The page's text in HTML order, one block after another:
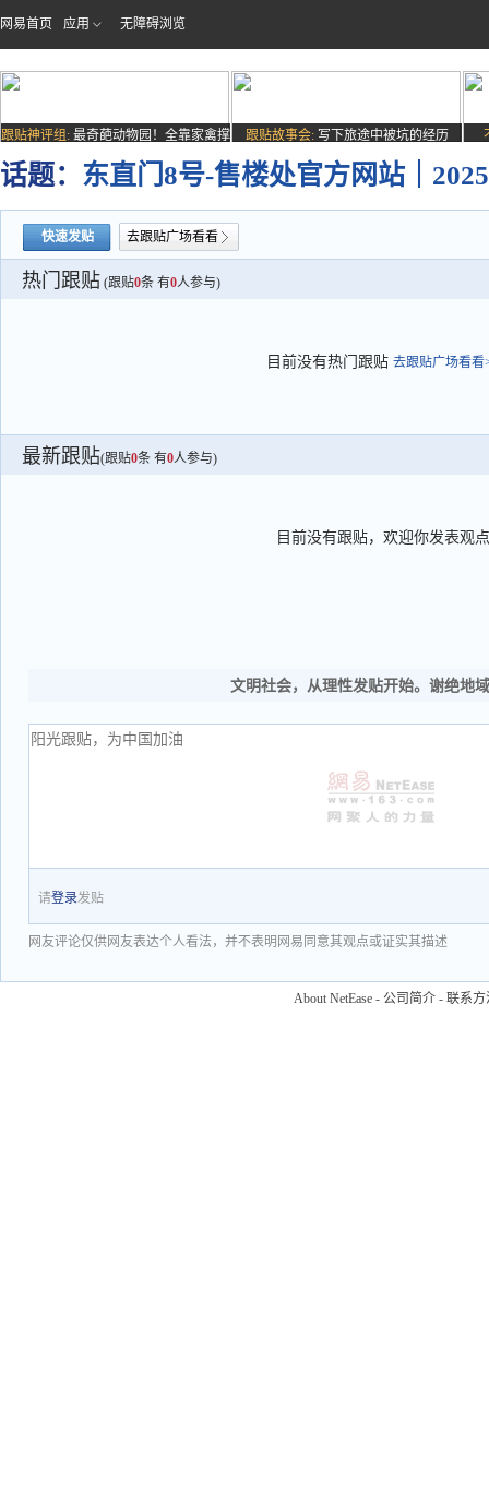
网易首页 应用 无障碍浏览
跟贴神评组: 最奇葩动物园！全靠家禽撑
场子
跟贴故事会: 写下旅途中被坑的经历
话题： 东直门8号-售楼处官方网站｜
快速发贴 去跟贴广场看看
热门跟贴 (跟贴0条 有0人参与)
目前没有热门跟贴 去跟贴广场看看
最新跟贴(跟贴0条 有0人参与)
目前没有跟贴，欢迎你发表观点
文明社会，从理性发贴开始。谢绝地
请登录发贴
网友评论仅供网友表达个人看法，并不表明网易同意其观点或证实其描述
About NetEase - 公司简介 - 联系方